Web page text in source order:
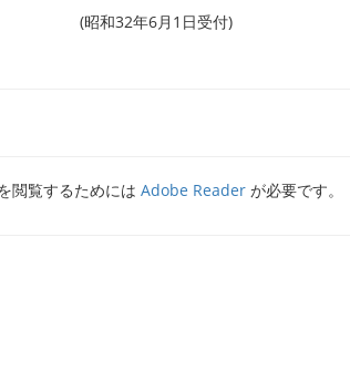
(昭和32年6月1日受付)
閲覧するためには Adobe Reader が必要です。